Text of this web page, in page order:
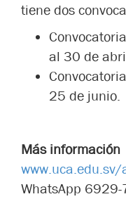
tiene dos
al 30 de
25 de junio.
Más información
WhatsApp 6929-